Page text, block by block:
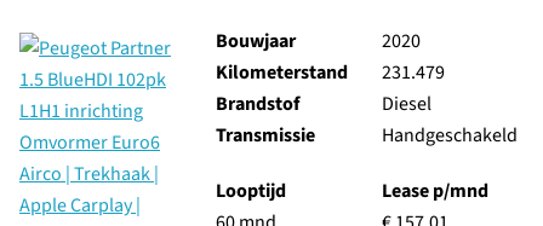
Bouwjaar
2020
Kilometerstand
231.479
Brandstof
Diesel
Transmissie
Handgeschakeld
Looptijd
Lease p/mnd